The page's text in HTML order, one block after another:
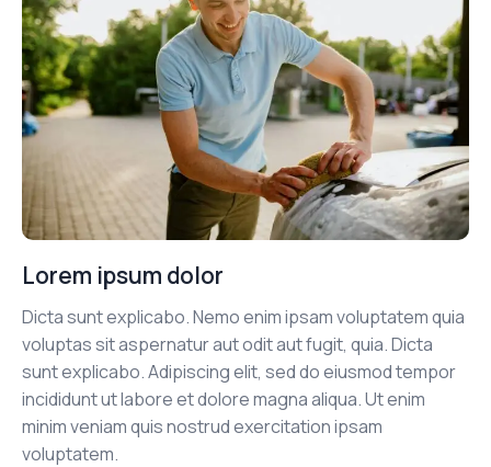
Lorem ipsum dolor
Dicta sunt explicabo. Nemo enim ipsam voluptatem quia
voluptas sit aspernatur aut odit aut fugit, quia. Dicta
sunt explicabo. Adipiscing elit, sed do eiusmod tempor
incididunt ut labore et dolore magna aliqua. Ut enim
minim veniam quis nostrud exercitation ipsam
voluptatem.